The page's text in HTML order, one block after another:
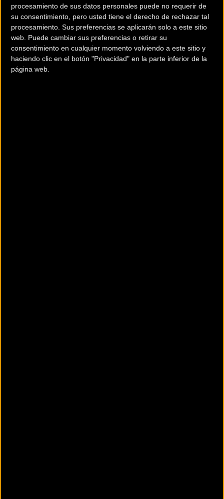
procesamiento de sus datos personales puede no requerir de
su consentimiento, pero usted tiene el derecho de rechazar tal
procesamiento. Sus preferencias se aplicarán solo a este sitio
web. Puede cambiar sus preferencias o retirar su
consentimiento en cualquier momento volviendo a este sitio y
haciendo clic en el botón "Privacidad" en la parte inferior de la
página web.